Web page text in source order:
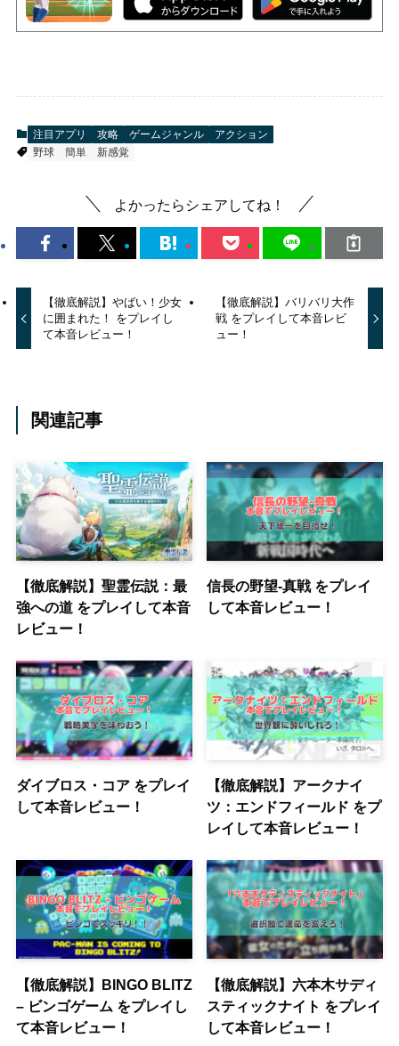
注目アプリ 攻略 ゲームジャンル
アクション
野球
簡単 新感覚
よかったらシェアしてね！
【徹底解説】やばい！少女
に囲まれた！ をプレイし
て本音レビュー！
【徹底解説】バリバリ大作
戦 をプレイして本音レビ
ュー！
関連記事
【徹底解説】聖霊伝説：最
強への道 をプレイして本音
レビュー！
信長の野望-真戦 をプレイ
して本音レビュー！
ダイブロス・コア をプレイ
して本音レビュー！
【徹底解説】アークナイ
ツ：エンドフィールド をプ
レイして本音レビュー！
【徹底解説】BINGO BLITZ
– ビンゴゲーム をプレイし
て本音レビュー！
【徹底解説】六本木サディ
スティックナイト をプレイ
して本音レビュー！